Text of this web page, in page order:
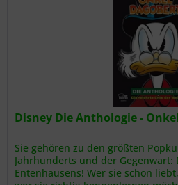
Disney Die Anthologie -
Sie gehören zu den größten
Jahrhunderts und der Gegenwart:
Entenhausens! Wer sie schon